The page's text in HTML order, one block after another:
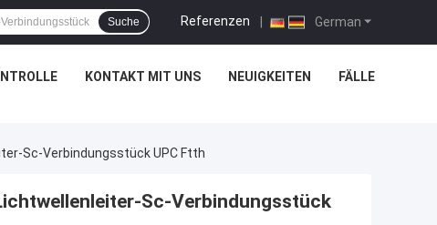
German
Referenzen |
Suche
KONTAKT MIT UNS NEUIGKEITEN FÄLLE
Sc-Verbindungsstück UPC Ftth
Sc-Verbindungsstück